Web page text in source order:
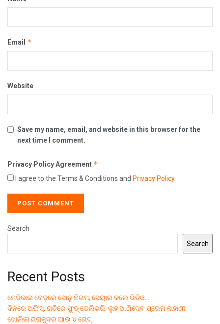
Email *
Website
Save my name, email, and website in this browser for the
next time I comment.
Privacy Policy Agreement *
I agree to the Terms & Conditions and Privacy Policy.
Search
Search
Recent Posts
ମେଡିକାଲ ବେଡ଼ରେ ସୋନୁ ନିଗମ, ସେୟାର କଲେ ଭିଡିଓ…
ଦିନରେ ଅଫିସ୍, ରାତିରେ ଫୁଡ୍ ଡେଲିଭରି: ଲୁହ ଆଣିଦେବ ପ୍ରେମ କାହାଣୀ
ଖୋଲିଲା ହୀରାକୁଦର ଆଉ ୪ ଗେଟ୍